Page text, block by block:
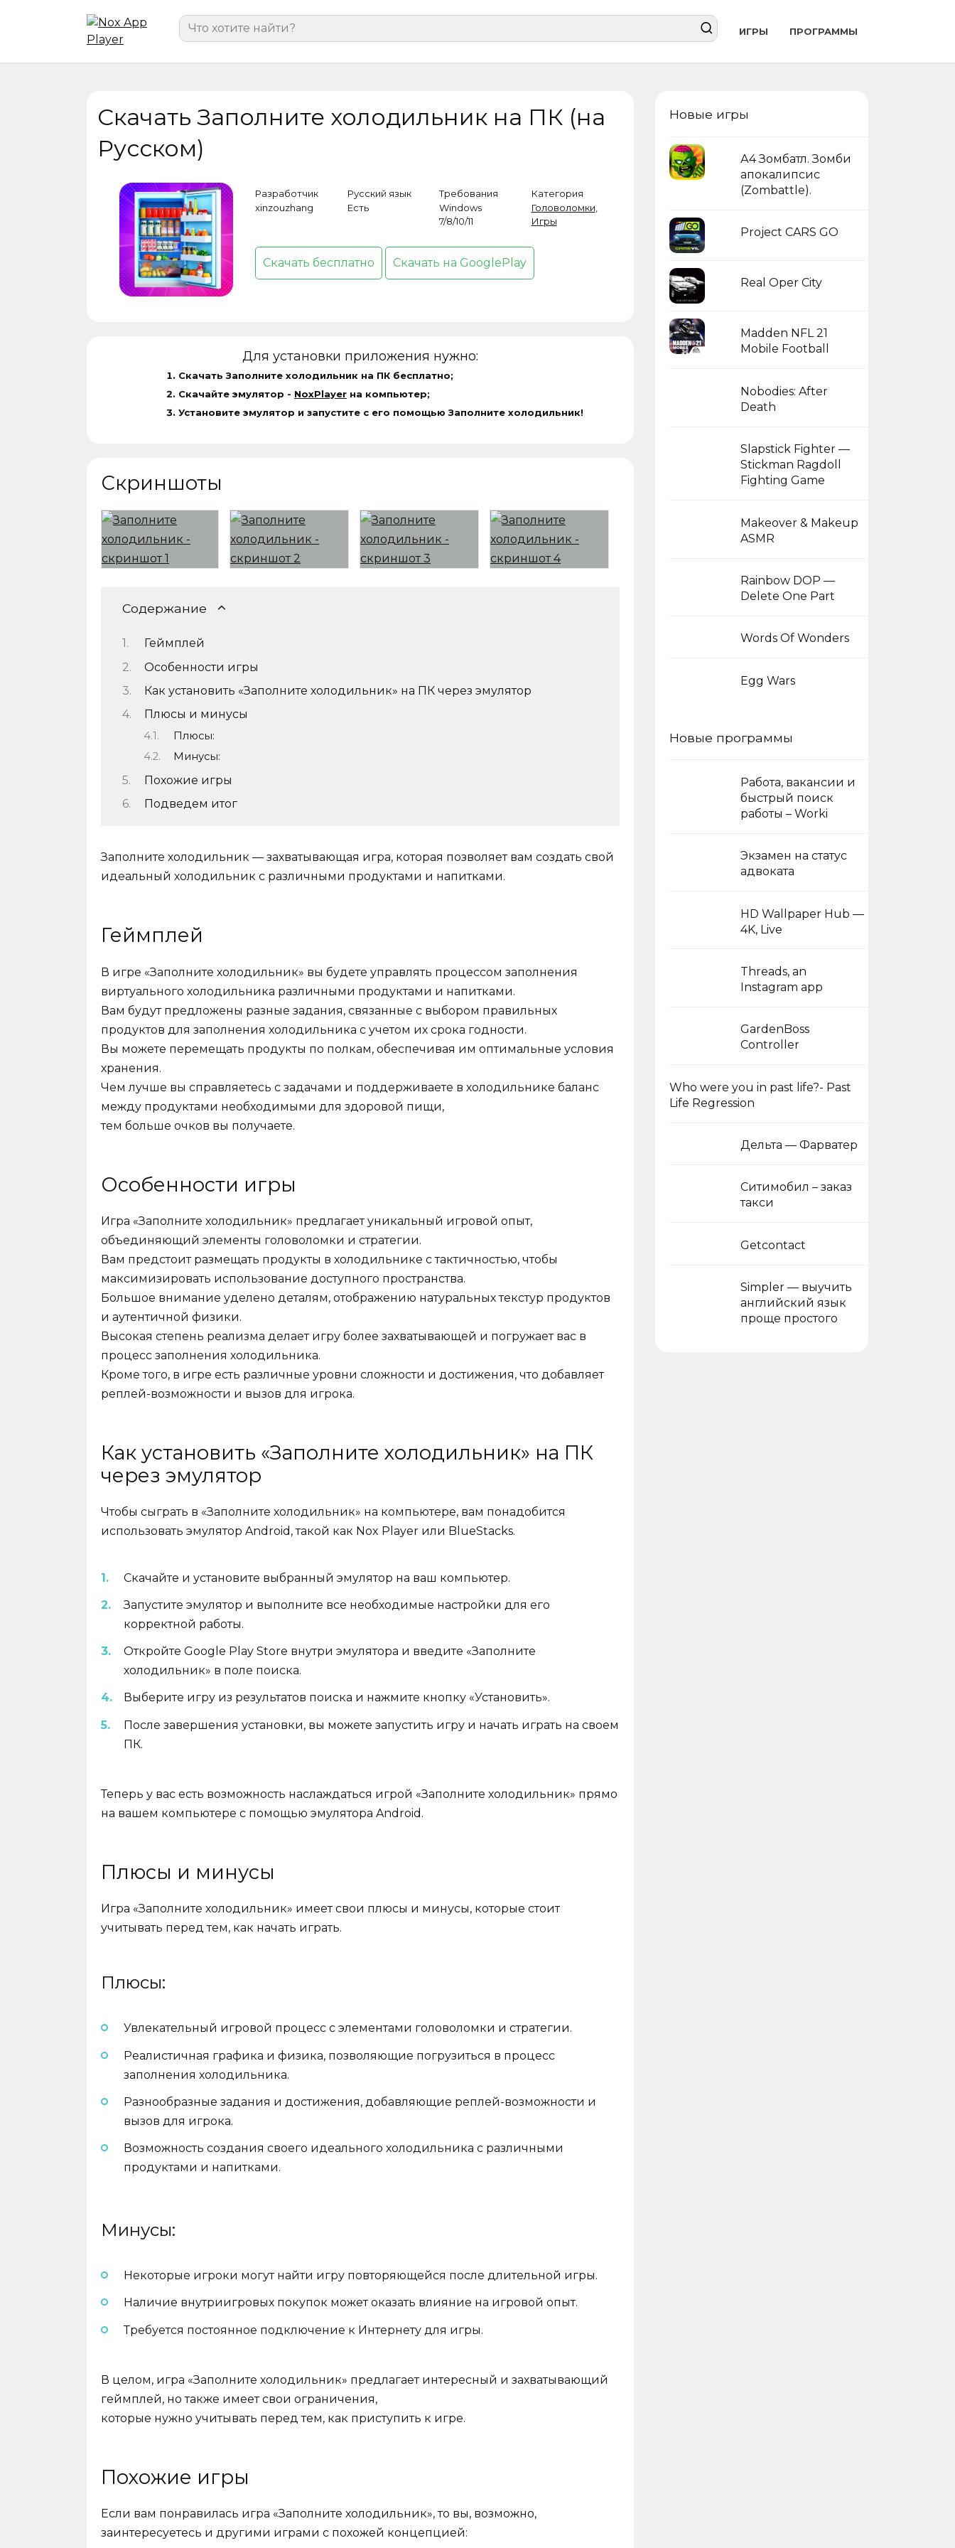
Search
for:
ИГРЫ ПРОГРАММЫ
Скачать Заполните холодильник на ПК (на
Русском)
Разработчик
xinzouzhang
Русский язык
Есть
Требования
Windows
7/8/10/11
Категория
Головоломки
Игры
Скачать бесплатно Скачать на GooglePlay
Для установки приложения нужно:
Скачать Заполните холодильник на ПК бесплатно;
Скачайте эмулятор - NoxPlayer на компьютер;
Установите эмулятор и запустите с его помощью Заполните холодильник!
Скриншоты
Содержание
Геймплей
Особенности игры
Как установить «Заполните холодильник» на ПК через эмулятор
Плюсы и минусы
Плюсы:
Минусы:
Похожие игры
Подведем итог
Заполните холодильник — захватывающая игра, которая позволяет вам создать свой
идеальный холодильник с различными продуктами и напитками.
Геймплей
В игре «Заполните холодильник» вы будете управлять процессом заполнения
виртуального холодильника различными продуктами и напитками.
Вам будут предложены разные задания, связанные с выбором правильных
продуктов для заполнения холодильника с учетом их срока годности.
Вы можете перемещать продукты по полкам, обеспечивая им оптимальные условия
хранения.
Чем лучше вы справляетесь с задачами и поддерживаете в холодильнике баланс
между продуктами необходимыми для здоровой пищи,
тем больше очков вы получаете.
Особенности игры
Игра «Заполните холодильник» предлагает уникальный игровой опыт,
объединяющий элементы головоломки и стратегии.
Вам предстоит размещать продукты в холодильнике с тактичностью, чтобы
максимизировать использование доступного пространства.
Большое внимание уделено деталям, отображению натуральных текстур продуктов
и аутентичной физики.
Высокая степень реализма делает игру более захватывающей и погружает вас в
процесс заполнения холодильника.
Кроме того, в игре есть различные уровни сложности и достижения, что добавляет
реплей-возможности и вызов для игрока.
Как установить «Заполните холодильник» на ПК
через эмулятор
Чтобы сыграть в «Заполните холодильник» на компьютере, вам понадобится
использовать эмулятор Android, такой как Nox Player или BlueStacks.
Скачайте и установите выбранный эмулятор на ваш компьютер.
Запустите эмулятор и выполните все необходимые настройки для его
корректной работы.
Откройте Google Play Store внутри эмулятора и введите «Заполните
холодильник» в поле поиска.
Выберите игру из результатов поиска и нажмите кнопку «Установить».
После завершения установки, вы можете запустить игру и начать играть на своем
ПК.
Теперь у вас есть возможность наслаждаться игрой «Заполните холодильник» прямо
на вашем компьютере с помощью эмулятора Android.
Плюсы и минусы
Игра «Заполните холодильник» имеет свои плюсы и минусы, которые стоит
учитывать перед тем, как начать играть.
Плюсы:
Увлекательный игровой процесс с элементами головоломки и стратегии.
Реалистичная графика и физика, позволяющие погрузиться в процесс
заполнения холодильника.
Разнообразные задания и достижения, добавляющие реплей-возможности и
вызов для игрока.
Возможность создания своего идеального холодильника с различными
продуктами и напитками.
Минусы:
Некоторые игроки могут найти игру повторяющейся после длительной игры.
Наличие внутриигровых покупок может оказать влияние на игровой опыт.
Требуется постоянное подключение к Интернету для игры.
В целом, игра «Заполните холодильник» предлагает интересный и захватывающий
геймплей, но также имеет свои ограничения,
которые нужно учитывать перед тем, как приступить к игре.
Похожие игры
Если вам понравилась игра «Заполните холодильник», то вы, возможно,
заинтересуетесь и другими играми с похожей концепцией:
Новые игры
А4 Зомбатл. Зомби
апокалипсис
(Zombattle).
Project CARS GO
Real Oper City
Madden NFL 21
Mobile Football
Nobodies: After
Death
Slapstick Fighter —
Stickman Ragdoll
Fighting Game
Makeover & Makeup
ASMR
Rainbow DOP —
Delete One Part
Words Of Wonders
Egg Wars
Новые программы
Работа, вакансии и
быстрый поиск
работы – Worki
Экзамен на статус
адвоката
HD Wallpaper Hub —
4K, Live
Threads, an
Instagram app
GardenBoss
Controller
Who were you in past life?- Past
Life Regression
Дельта — Фарватер
Ситимобил – заказ
такси
Getcontact
Simpler — выучить
английский язык
проще простого